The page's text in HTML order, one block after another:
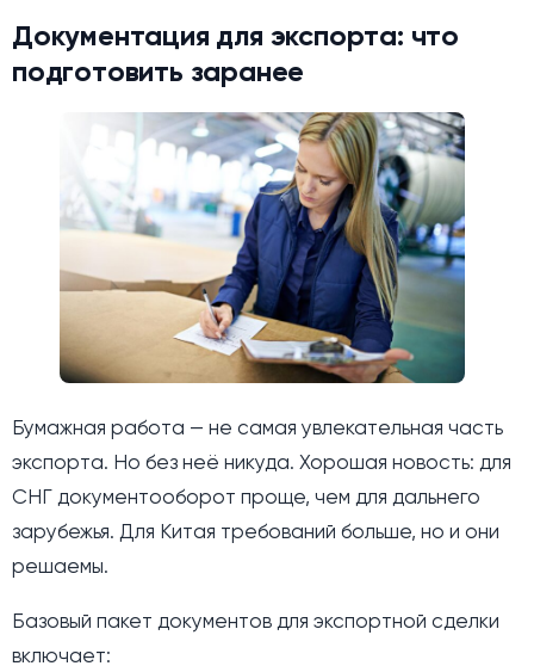
Документация для экспорта: что
подготовить заранее
Бумажная работа — не самая увлекательная часть
экспорта. Но без неё никуда. Хорошая новость: для
СНГ документооборот проще, чем для дальнего
зарубежья. Для Китая требований больше, но и они
решаемы.
Базовый пакет документов для экспортной сделки
включает: